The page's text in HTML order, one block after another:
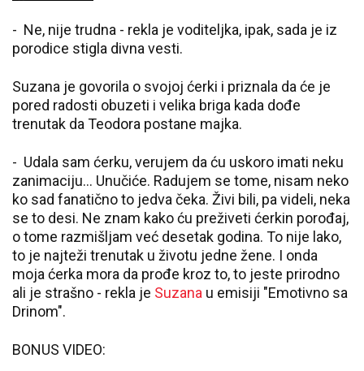
- Ne, nije trudna - rekla je voditeljka, ipak, sada je iz
porodice stigla divna vesti.
Suzana je govorila o svojoj ćerki i priznala da će je
pored radosti obuzeti i velika briga kada dođe
trenutak da Teodora postane majka.
- Udala sam ćerku, verujem da ću uskoro imati neku
zanimaciju… Unučiće. Radujem se tome, nisam neko
ko sad fanatično to jedva čeka. Živi bili, pa videli, neka
se to desi. Ne znam kako ću preživeti ćerkin porođaj,
o tome razmišljam već desetak godina. To nije lako,
to je najteži trenutak u životu jedne žene. I onda
moja ćerka mora da prođe kroz to, to jeste prirodno
ali je strašno - rekla je Suzana u emisiji "Emotivno sa
Drinom".
BONUS VIDEO: